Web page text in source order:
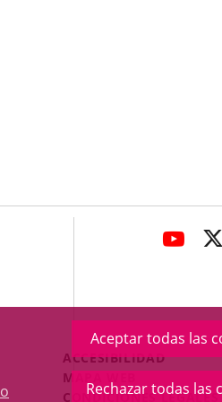
Aceptar todas las
Rechazar todas las
Menú
Legal
Footer
ACCESIBILIDAD
MAPA WEB
CONDICIONES LEGALES